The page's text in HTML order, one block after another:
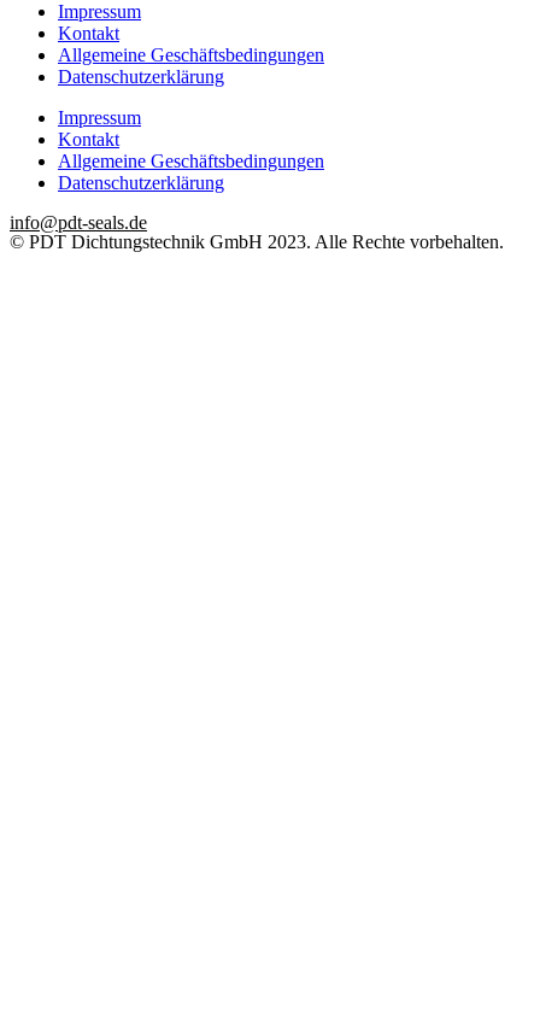
Impressum
Kontakt
Allgemeine Geschäftsbedingungen
Datenschutzerklärung
Impressum
Kontakt
Allgemeine Geschäftsbedingungen
Datenschutzerklärung
info@pdt-seals.de
© PDT Dichtungstechnik GmbH 2023. Alle Rechte vorbehalten.